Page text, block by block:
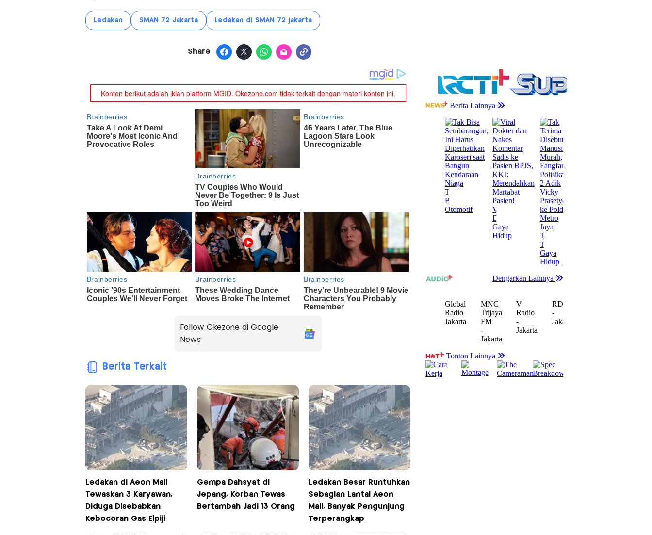
Ledakan SMAN 72 Jakarta Ledakan di SMAN 72 jakarta
Share
Follow Okezone di Google
News
Berita Terkait
Ledakan di Aeon Mall
Tewaskan 3 Karyawan,
Diduga Disebabkan
Kebocoran Gas Elpiji
Gempa Dahsyat di
Jepang, Korban Tewas
Bertambah Jadi 13 Orang
Ledakan Besar Runtuhkan
Sebagian Lantai Aeon
Mall, Banyak Pengunjung
Terperangkap